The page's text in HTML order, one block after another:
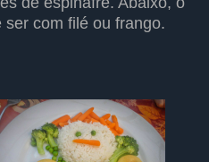
com filé ou frango.